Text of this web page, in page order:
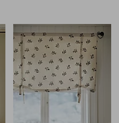
aan favorieten
120 140